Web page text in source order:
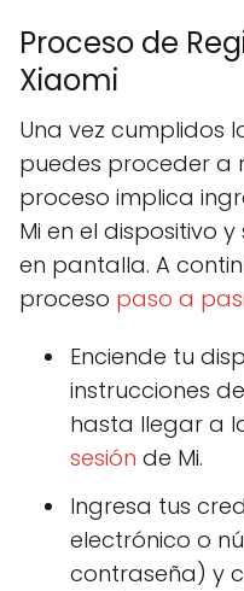
Proceso de
Xiaomi
Una vez cumplidos
puedes proceder a
proceso implica
Mi en el dispositivo
en pantalla. A
proceso paso a
Enciende tu
instrucciones
hasta llegar a
sesión de Mi.
Ingresa tus
electrónico o
contraseña) y